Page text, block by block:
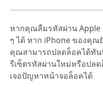
4.การใช้ Tenorshare
5.สามารถใช้
6.หากฉันติดอยู่ในโหมด
Tenorshare 4uKey ได้ห
หากคุณลืมรหัสผ่าน Apple
ๆ ได้ หาก iPhone ของคุณ
คุณสามารถปลดล็อคได้ทัน
รีเซ็ตรหัสผ่านใหม่หรือปล
เจอปัญหาหน้าจอล็อคได้